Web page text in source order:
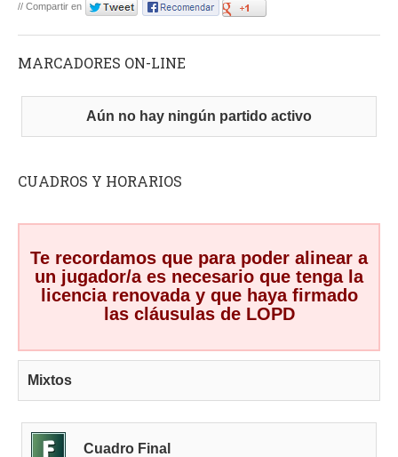
// Compartir en
MARCADORES ON-LINE
Aún no hay ningún partido activo
CUADROS Y HORARIOS
Te recordamos que para poder alinear a
un jugador/a es necesario que tenga la
licencia renovada y que haya firmado
las cláusulas de LOPD
Mixtos
Cuadro Final